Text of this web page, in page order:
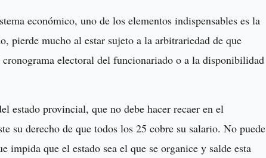
económico, uno de los elementos indispensables es la
pierde mucho al estar sujeto a la arbitrariedad de que
electoral del funcionariado o a la disponibilidad
estado provincial, que no debe hacer recaer en el
su derecho de que todos los 25 cobre su salario. No puede
impida que el estado sea el que se organice y salde esta